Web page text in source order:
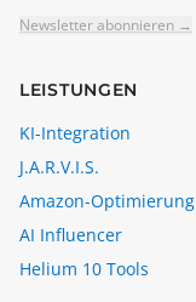
Newsletter abonnieren →
LEISTUNGEN
KI-Integration
J.A.R.V.I.S.
Amazon-Optimierung
AI Influencer
Helium 10 Tools